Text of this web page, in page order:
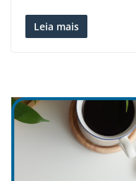
Leia mais